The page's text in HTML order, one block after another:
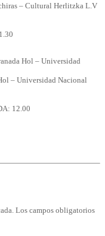
– Cultural Herlitzka L.V
Hol – Universidad
– Universidad Nacional
12.00
Los campos obligatorios